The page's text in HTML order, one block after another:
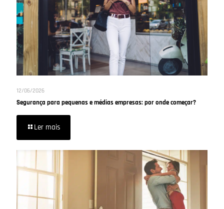
12/06/2026
Segurança para pequenas e médias empresas: por onde começar?
Ler mais